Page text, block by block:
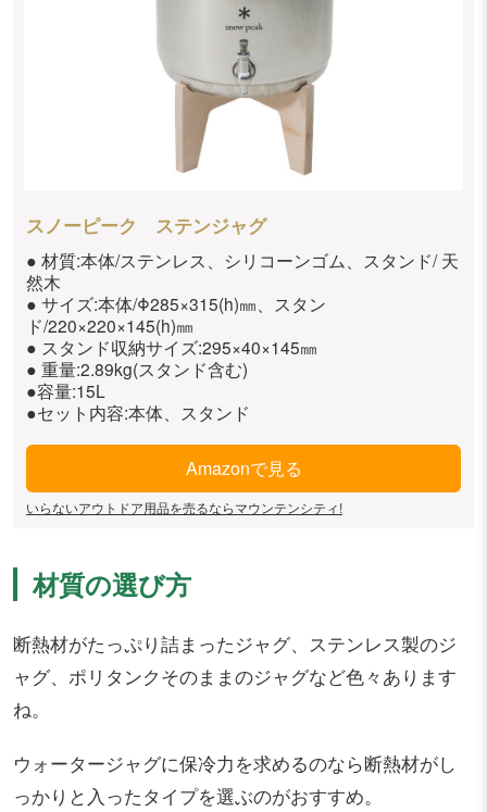
スノーピーク ステンジャグ
● 材質:本体/ステンレス、シリコーンゴム、スタンド/ 天
然木
● サイズ:本体/Φ285×315(h)㎜、スタン
ド/220×220×145(h)㎜
● スタンド収納サイズ:295×40×145㎜
● 重量:2.89kg(スタンド含む)
●容量:15L
●セット内容:本体、スタンド
Amazonで見る
いらないアウトドア用品を売るならマウンテンシティ!
材質の選び方
断熱材がたっぷり詰まったジャグ、ステンレス製のジ
ャグ、ポリタンクそのままのジャグなど色々あります
ね。
ウォータージャグに保冷力を求めるのなら断熱材がし
っかりと入ったタイプを選ぶのがおすすめ。